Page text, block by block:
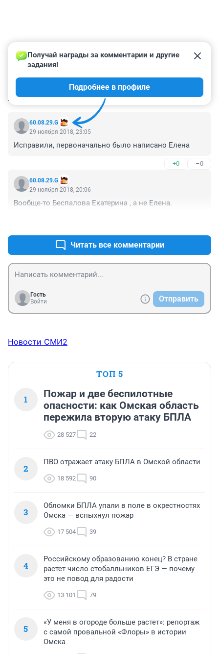
КОММЕНТАРИИ 3
60.08.29.G
Получай награды за комментарии и другие
задания!
Подробнее в профиле
29 ноября 2018, 23:05
Исправили, первоначально было написано Елена
+0 –0
60.08.29.G
29 ноября 2018, 20:06
Вообще-то Беспалова Екатерина , а не Елена.
Читать все комментарии
Гость
Войти
Отправить
Новости СМИ2
ТОП 5
1
Пожар и две беспилотные
опасности: как Омская область
пережила вторую атаку БПЛА
28 527 22
2
ПВО отражает атаку БПЛА в Омской области
18 592 90
3
Обломки БПЛА упали в поле в окрестностях
Омска — вспыхнул пожар
17 504 39
4
Российскому образованию конец? В стране
растет число стобалльников ЕГЭ — почему
это не повод для радости
13 101 79
5
«У меня в огороде больше растет»: репортаж
с самой провальной «Флоры» в истории
Омска